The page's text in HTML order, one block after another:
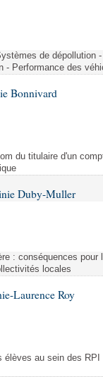
de dépollution
- Performance des
Bonnivard
du titulaire d'un
Duby-Muller
: conséquences
locales
Laurence Roy
au sein des